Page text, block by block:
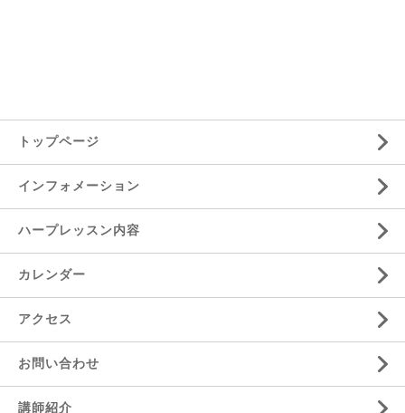
トップページ
インフォメーション
ハープレッスン内容
カレンダー
アクセス
お問い合わせ
講師紹介